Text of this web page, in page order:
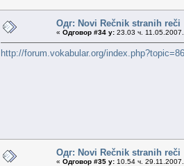
Одг: Novi Rečnik stranih reči
« Одговор #34 у: 23.03 ч.
http://forum.vokabular.org/
Одг: Novi Rečnik stranih reči
« Одговор #35 у: 10.54 ч.